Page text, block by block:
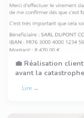
💼 Réalisation
avant la catastrophe
Lire →